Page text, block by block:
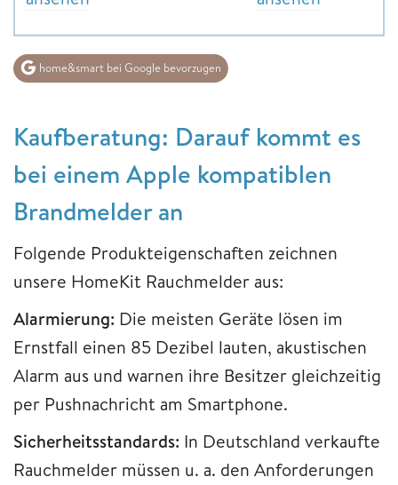
home&smart bei Google bevorzugen
Kaufberatung: Darauf kommt es
bei einem Apple kompatiblen
Brandmelder an
Folgende Produkteigenschaften zeichnen
unsere HomeKit Rauchmelder aus:
Alarmierung: Die meisten Geräte lösen im
Ernstfall einen 85 Dezibel lauten, akustischen
Alarm aus und warnen ihre Besitzer gleichzeitig
per Pushnachricht am Smartphone.
Sicherheitsstandards: In Deutschland verkaufte
Rauchmelder müssen u. a. den Anforderungen